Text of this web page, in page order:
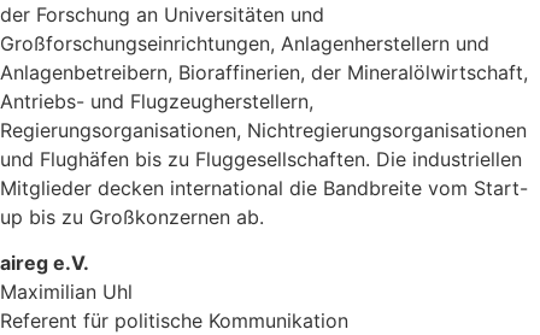
der Forschung an Universitäten und
Großforschungseinrichtungen, Anlagenherstellern und
Anlagenbetreibern, Bioraffinerien, der Mineralölwirtschaft,
Antriebs- und Flugzeugherstellern,
Regierungsorganisationen, Nichtregierungsorganisationen
und Flughäfen bis zu Fluggesellschaften. Die industriellen
Mitglieder decken international die Bandbreite vom Start-
up bis zu Großkonzernen ab.
aireg e.V.
Maximilian Uhl
Referent für politische Kommunikation